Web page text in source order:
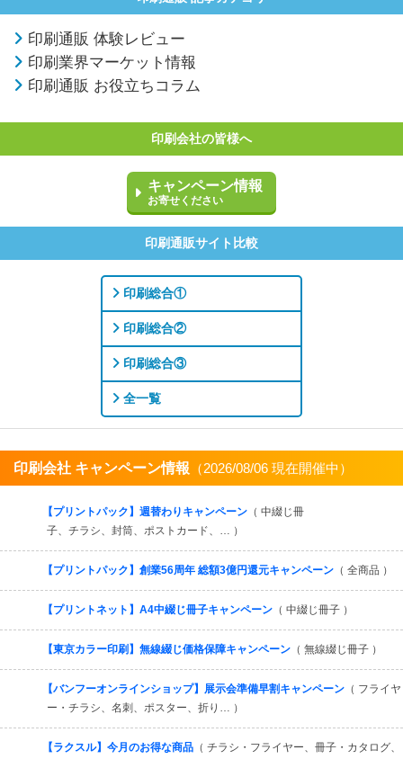
印刷通販 体験レビュー
印刷業界マーケット情報
印刷通販 お役立ちコラム
印刷会社の皆様へ
キャンペーン情報
お寄せください
印刷通販サイト比較
印刷総合①
印刷総合②
印刷総合③
全一覧
印刷会社 キャンペーン情報 （2026/08/06 現在開催中）
【プリントパック】週替わりキャンペーン （ 中綴じ冊
子、チラシ、封筒、ポストカード、… ）
【プリントパック】創業56周年 総額3億円還元キャンペーン （ 全商品 ）
【プリントネット】A4中綴じ冊子キャンペーン （ 中綴じ冊子 ）
【東京カラー印刷】無線綴じ価格保障キャンペーン （ 無線綴じ冊子 ）
【バンフーオンラインショップ】展示会準備早割キャンペーン （ フライヤ
ー・チラシ、名刺、ポスター、折り… ）
【ラクスル】今月のお得な商品 （ チラシ・フライヤー、冊子・カタログ、